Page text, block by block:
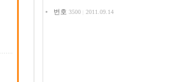
번호 3500 2011.09.14